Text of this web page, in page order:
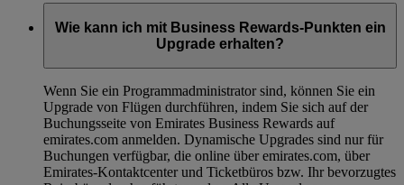
Wie kann ich mit Business Rewards-Punkten ein
Upgrade erhalten?
Wenn Sie ein Programmadministrator sind, können Sie ein
Upgrade von Flügen durchführen, indem Sie sich auf der
Buchungsseite von Emirates Business Rewards auf
emirates.com anmelden. Dynamische Upgrades sind nur für
Buchungen verfügbar, die online über emirates.com, über
Emirates-Kontaktcenter und Ticketbüros bzw. Ihr bevorzugtes